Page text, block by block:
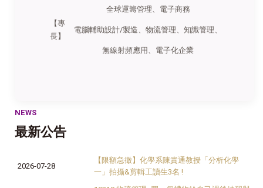
全球運籌管理、電子商務
【專
長】
電腦輔助設計/製造、物流管理、知識管理、
無線射頻應用、電子化企業
NEWS
最新公告
2026-07-28
【限額急徵】化學系陳貴通教授「分析化學
一」拍攝&剪輯工讀生3名 !